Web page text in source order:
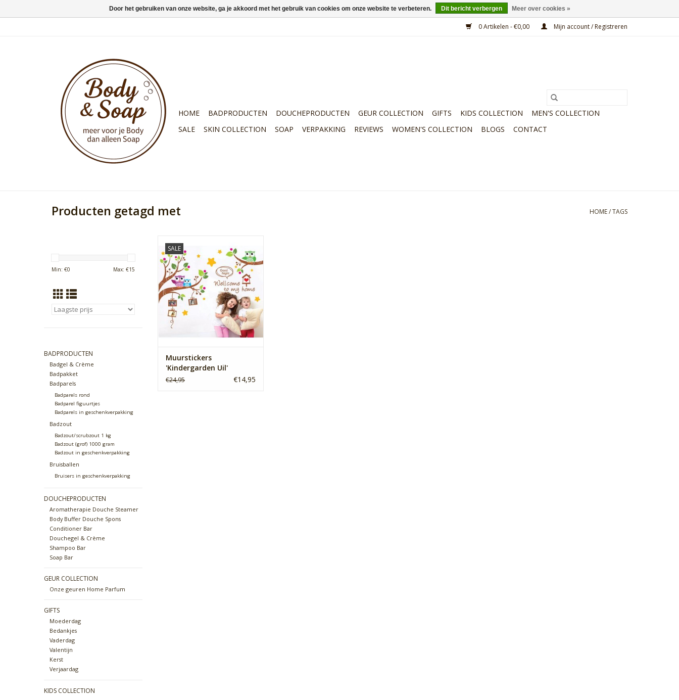
0 Artikelen - €0,00 Mijn account / Registreren
HOME BADPRODUCTEN DOUCHEPRODUCTEN GEUR COLLECTION GIFTS KIDS COLLECTION
MEN'S COLLECTION
SALE
SKIN COLLECTION SOAP VERPAKKING REVIEWS WOMEN'S COLLECTION BLOGS CONTACT
Producten getagd met HOME/TAGS
Min: €0 Max: €15
BADPRODUCTEN
Badgel & Crème
Badpakket
Badparels
Badparels rond
Badparel figuurtjes
Badparels in geschenkverpakking
Badzout
Badzout/scrubzout 1 kg
Badzout (grof) 1000 gram
Badzout in geschenkverpakking
Bruisballen
Bruisers in geschenkverpakking
DOUCHEPRODUCTEN
Aromatherapie Douche Steamer
Body Buffer Douche Spons
Conditioner Bar
Douchegel & Crème
Shampoo Bar
Soap Bar
GEUR COLLECTION
Onze geuren Home Parfum
GIFTS
Moederdag
Bedankjes
Vaderdag
Valentijn
Kerst
Verjaardag
KIDS COLLECTION
SALEkopen voor leuke prijzen?
TOEVOEGEN AAN WINKELWAGEN
Muurstickers
'Kindergarden Uil'
€24,95 €14,95
Door het gebruiken van onze website, ga je akkoord met het gebruik van cookies om onze website te verbeteren. Dit bericht verbergen Meer over cookies »